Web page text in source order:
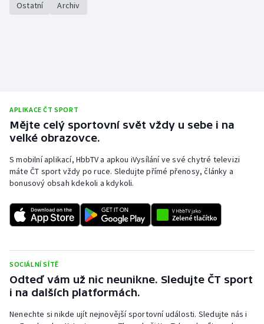
Rychlobruslení
Rychlostní kanoistika
Short track
Stolní tenis
Triatlon
Veslování
Vodní slalom
Ostatní Archiv
APLIKACE ČT SPORT
Mějte celý sportovní svět vždy u sebe i na
velké obrazovce.
S mobilní aplikací, HbbTV a apkou iVysílání ve své chytré televizi
máte ČT sport vždy po ruce. Sledujte přímé přenosy, články a
bonusový obsah kdekoli a kdykoli.
SOCIÁLNÍ SÍTĚ
Odteď vám už nic neunikne. Sledujte ČT sport
i na dalších platformách.
Nenechte si nikde ujít nejnovější sportovní události. Sledujte nás i